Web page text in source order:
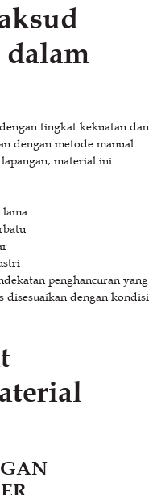
tingkat kekuatan dan
dengan metode manual
material ini
penghancuran yang
disesuaikan dengan kondisi